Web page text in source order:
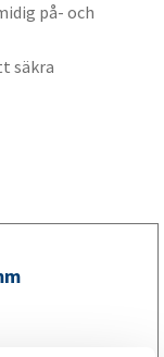
på- och
säkra